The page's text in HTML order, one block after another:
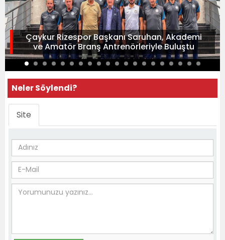
Çaykur Rizespor Başkanı Saruhan, Akademi
ve Amatör Branş Antrenörleriyle Buluştu
Neler Söylendi?
Site